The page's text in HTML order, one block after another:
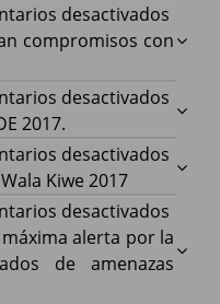
desactivados
Cauca
con
de
compromisos con
desactivados
ACIN
DE
2017.
desactivados
Hacía
Kiwe 2017
desactivados
alerta por la
de amenazas